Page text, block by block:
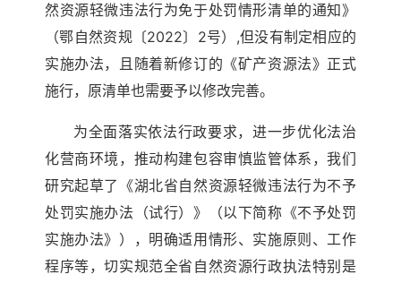
然资源轻微违法行为免于处罚情形清单的通知》
（鄂自然资规〔2022〕2号）,但没有制定相应的
实施办法，且随着新修订的《矿产资源法》正式
施行，原清单也需要予以修改完善。
为全面落实依法行政要求，进一步优化法治
化营商环境，推动构建包容审慎监管体系，我们
研究起草了《湖北省自然资源轻微违法行为不予
处罚实施办法（试行）》（以下简称《不予处罚
实施办法》），明确适用情形、实施原则、工作
程序等，切实规范全省自然资源行政执法特别是